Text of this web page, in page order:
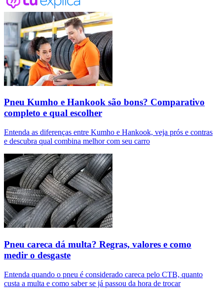
Pneu Kumho e Hankook são bons? Comparativo
completo e qual escolher
Entenda as diferenças entre Kumho e Hankook, veja prós e contras
e descubra qual combina melhor com seu carro
Pneu careca dá multa? Regras, valores e como
medir o desgaste
Entenda quando o pneu é considerado careca pelo CTB, quanto
custa a multa e como saber se já passou da hora de trocar